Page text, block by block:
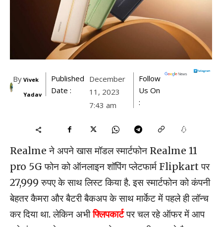
By Vivek
Yadav
Published
Date :
December
11, 2023
7:43 am
Follow
Us On
:
Realme ने अपने खास मॉडल स्मार्टफोन Realme 11
pro 5G फोन को ऑनलाइन शॉपिंग प्लेटफार्म Flipkart पर
27,999 रुपए के साथ लिस्ट किया है. इस स्मार्टफोन को कंपनी
बेहतर कैमरा और बैटरी बैकअप के साथ मार्केट में पहले ही लॉन्च
कर दिया था. लेकिन अभीफ्लिपकार्टपर चल रहे ऑफर में आप